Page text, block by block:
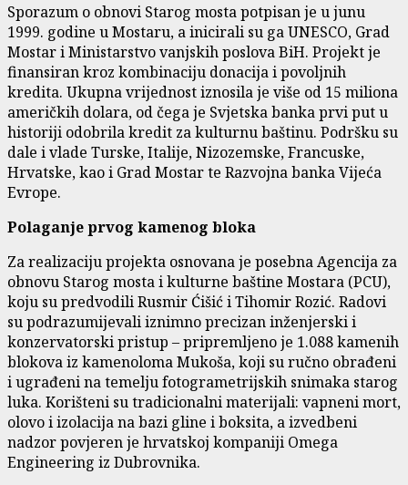
Sporazum o obnovi Starog mosta potpisan je u junu
1999. godine u Mostaru, a inicirali su ga UNESCO, Grad
Mostar i Ministarstvo vanjskih poslova BiH. Projekt je
finansiran kroz kombinaciju donacija i povoljnih
kredita. Ukupna vrijednost iznosila je više od 15 miliona
američkih dolara, od čega je Svjetska banka prvi put u
historiji odobrila kredit za kulturnu baštinu. Podršku su
dale i vlade Turske, Italije, Nizozemske, Francuske,
Hrvatske, kao i Grad Mostar te Razvojna banka Vijeća
Evrope.
Polaganje prvog kamenog bloka
Za realizaciju projekta osnovana je posebna Agencija za
obnovu Starog mosta i kulturne baštine Mostara (PCU),
koju su predvodili Rusmir Ćišić i Tihomir Rozić. Radovi
su podrazumijevali iznimno precizan inženjerski i
konzervatorski pristup – pripremljeno je 1.088 kamenih
blokova iz kamenoloma Mukoša, koji su ručno obrađeni
i ugrađeni na temelju fotogrametrijskih snimaka starog
luka. Korišteni su tradicionalni materijali: vapneni mort,
olovo i izolacija na bazi gline i boksita, a izvedbeni
nadzor povjeren je hrvatskoj kompaniji Omega
Engineering iz Dubrovnika.